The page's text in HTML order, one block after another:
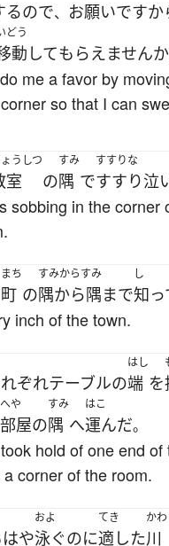
るので、 お願いですか
どう
動 してもらえませんか
me a favor by
so that I can
うしつ
室 の
すみ
隅 で
すすりな
すすり泣
sobbing in the corner
まち
町 の
すみからすみ
隅から隅まで
し
知っ
inch of the town.
ぞれテーブルの
はし
端 を
へや
部屋の
すみ
隅 へ
はこ
運んだ。
hold of one end of
corner of the room.
や
およ
泳ぐのに
てき
適した
かわ
川